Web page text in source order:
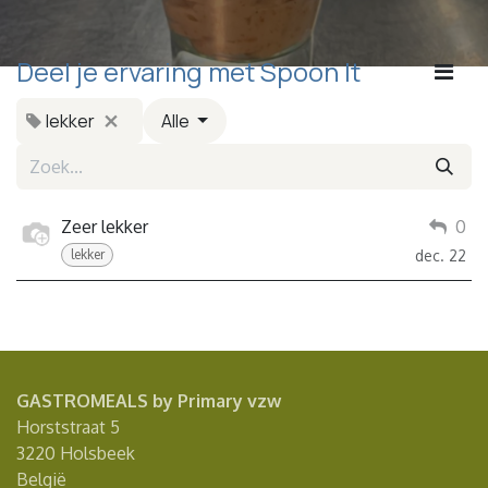
Deel je ervaring met Spoon It
lekker Alle
Zeer lekker
lekker
0
dec. 22
GASTROMEALS by Primary vzw
Horststraat 5
3220 Holsbeek
België